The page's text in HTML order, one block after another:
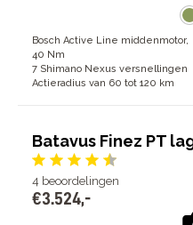
Bosch Active Line middenmotor,
40 Nm
7 Shimano Nexus versnellingen
Actieradius van 60 tot 120 km
Batavus Finez PT
4 beoordelingen
€3.524,-